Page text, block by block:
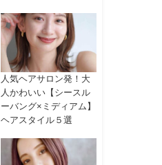
人気ヘアサロン発！大
人かわいい【シースル
ーバング×ミディアム】
ヘアスタイル５選